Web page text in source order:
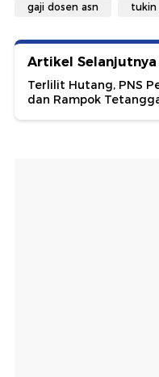
gaji dosen asn tukin
Artikel Selanjutnya
Terlilit Hutang, PNS
dan Rampok